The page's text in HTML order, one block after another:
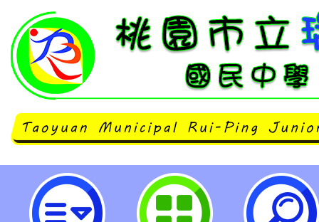
112年度「十二年國教課綱本土語
計畫」原住民族語文素養導向評量